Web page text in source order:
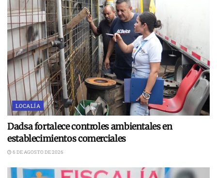
LOCALÍA
Dadsa fortalece controles ambientales en
establecimientos comerciales
6 DE AGOSTO DE 2026